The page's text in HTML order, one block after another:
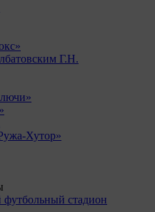
Г.Н.
Хутор»
стадион